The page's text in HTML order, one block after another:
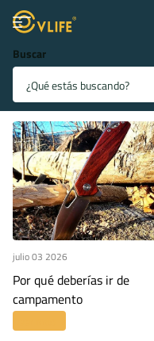
Buscar
Página principal
Blogs y Noticias
julio 03 2026
Por qué deberías ir de
campamento